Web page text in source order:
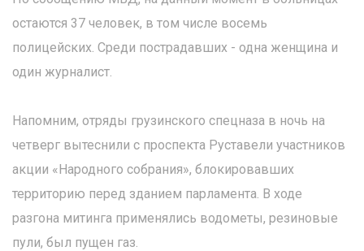
остаются 37 человек, в том числе восемь
полицейских. Среди пострадавших - одна женщина и
один журналист.
Напомним, отряды грузинского спецназа в ночь на
четверг вытеснили с проспекта Руставели участников
акции «Народного собрания», блокировавших
территорию перед зданием парламента. В ходе
разгона митинга применялись водометы, резиновые
пули, был пущен газ.